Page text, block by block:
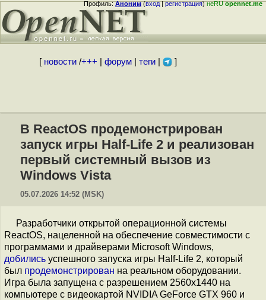
Профиль:Аноним(вход|регистрация)неRUopennet.me
[ новости/+++ форум| теги| ]
В ReactOS продемонстрирован
запуск игры Half-Life 2 и реализован
первый системный вызов из
Windows Vista
05.07.2026 14:52 (MSK)
Разработчики открытой операционной системы
ReactOS, нацеленной на обеспечение совместимости с
программами и драйверами Microsoft Windows,
добились успешного запуска игры Half-Life 2, который
был продемонстрирован на реальном оборудовании.
Игра была запущена с разрешением 2560x1440 на
компьютере с видеокартой NVIDIA GeForce GTX 960 и